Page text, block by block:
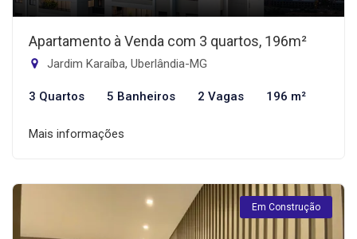
Apartamento à Venda com 3 quartos, 196m²
Jardim Karaíba, Uberlândia-MG
3 Quartos 5 Banheiros 2 Vagas 196 m²
Mais informações
Em Construção